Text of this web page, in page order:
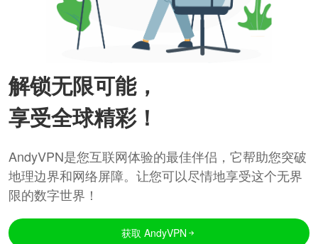
解锁无限可能，
享受全球精彩！
AndyVPN是您互联网体验的最佳伴侣，它帮助您突破
地理边界和网络屏障。让您可以尽情地享受这个无界
限的数字世界！
获取 AndyVPN